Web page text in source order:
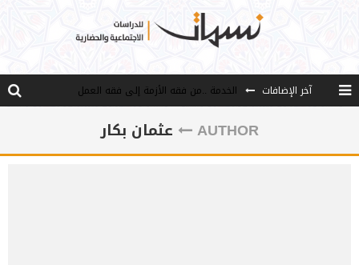
آخر الإضافات
الخدمة ..من فقه الأزمة إلى فقه العمل
مصادر العلم وسببه
النـزعة التجديدية عند الأستاذ فتح الله كولن
AUTHOR عثمان بكار